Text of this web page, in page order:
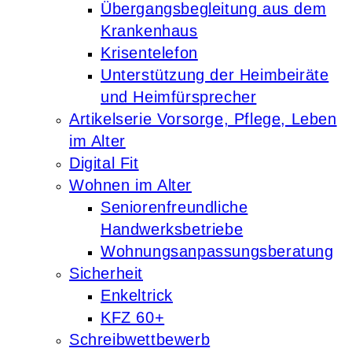
Übergangsbegleitung aus dem
Krankenhaus
Krisentelefon
Unterstützung der Heimbeiräte
und Heimfürsprecher
Artikelserie Vorsorge, Pflege, Leben
im Alter
Digital Fit
Wohnen im Alter
Seniorenfreundliche
Handwerksbetriebe
Wohnungsanpassungsberatung
Sicherheit
Enkeltrick
KFZ 60+
Schreibwettbewerb